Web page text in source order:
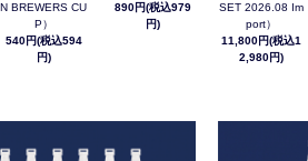
N BREWERS CU
P）
540円(税込594
円)
890円(税込979
円)
SET 2026.08 Im
port）
11,800円(税込1
2,980円)